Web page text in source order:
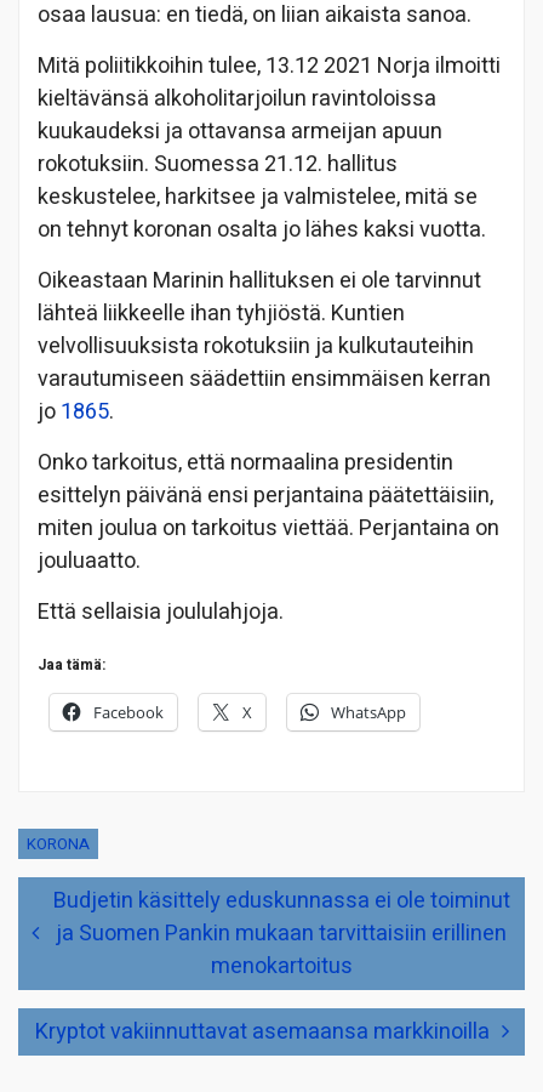
osaa lausua: en tiedä, on liian aikaista sanoa.
Mitä poliitikkoihin tulee, 13.12 2021 Norja ilmoitti
kieltävänsä alkoholitarjoilun ravintoloissa
kuukaudeksi ja ottavansa armeijan apuun
rokotuksiin. Suomessa 21.12. hallitus
keskustelee, harkitsee ja valmistelee, mitä se
on tehnyt koronan osalta jo lähes kaksi vuotta.
Oikeastaan Marinin hallituksen ei ole tarvinnut
lähteä liikkeelle ihan tyhjiöstä. Kuntien
velvollisuuksista rokotuksiin ja kulkutauteihin
varautumiseen säädettiin ensimmäisen kerran
jo1865.
Onko tarkoitus, että normaalina presidentin
esittelyn päivänä ensi perjantaina päätettäisiin,
miten joulua on tarkoitus viettää. Perjantaina on
jouluaatto.
Että sellaisia joululahjoja.
Jaa tämä:
Facebook X WhatsApp
KORONA
Artikkelien
selausBudjetin käsittely eduskunnassa ei ole toiminut
ja Suomen Pankin mukaan tarvittaisiin erillinen
menokartoitus
Kryptot vakiinnuttavat asemaansa markkinoilla